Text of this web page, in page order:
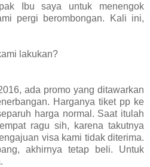
Ibu saya untuk menengok
pergi berombongan. Kali ini,
lakukan?
ada promo yang ditawarkan
Harganya tiket pp ke
harga normal. Saat itulah
ragu sih, karena takutnya
visa kami tidak diterima.
akhirnya tetap beli. Untuk